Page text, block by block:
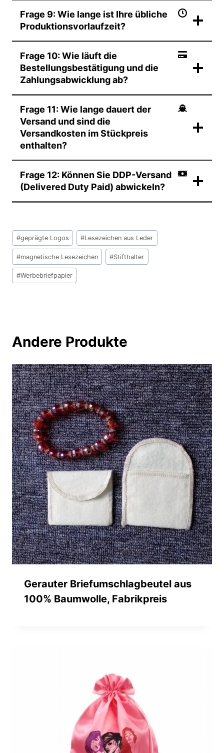
Frage 9: Wie lange ist Ihre übliche
Produktionsvorlaufzeit?
Frage 10: Wie läuft die
Bestellungsbestätigung und die
Zahlungsabwicklung ab?
Frage 11: Wie lange dauert der
Versand und sind die
Versandkosten im Stückpreis
enthalten?
Frage 12: Können Sie DDP-Versand
(Delivered Duty Paid) abwickeln?
Schlagworte:
#geprägte Logos #Lesezeichen aus Leder
#magnetische Lesezeichen #Stifthalter
#Werbebriefpapier
Andere Produkte
Gerauter Briefumschlagbeutel aus
100% Baumwolle, Fabrikpreis